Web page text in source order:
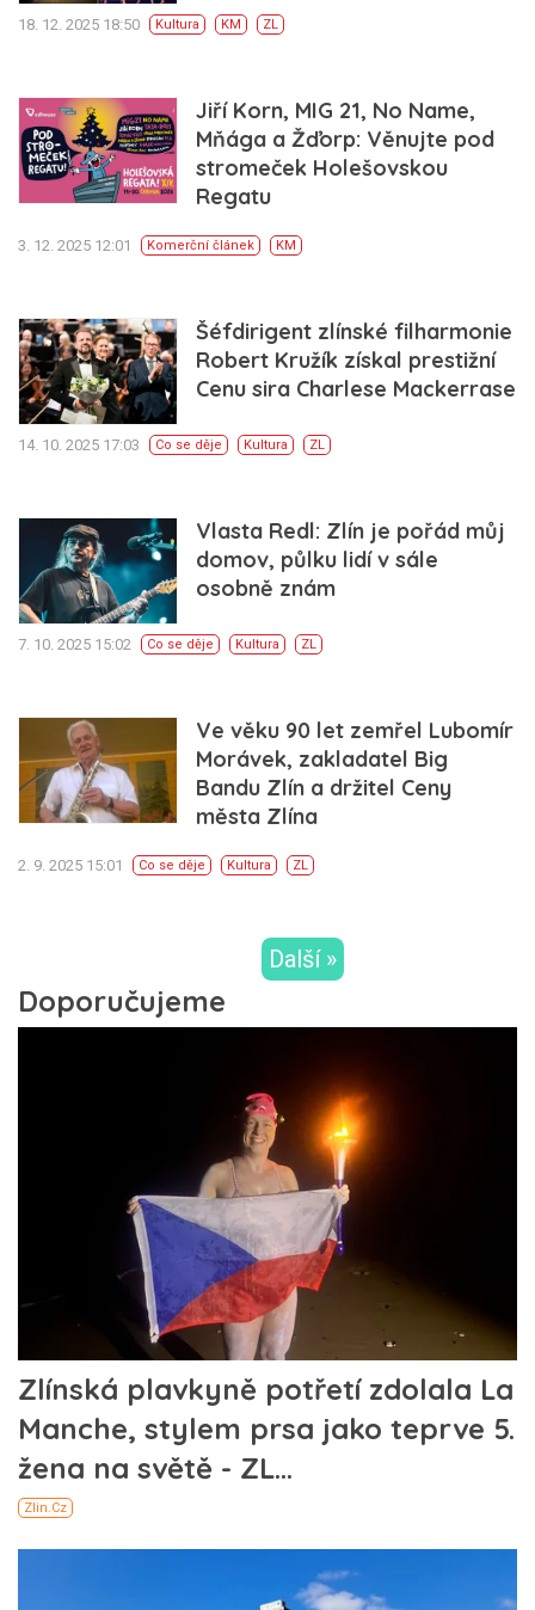
18. 12. 2025 18:50 Kultura KM ZL
Jiří Korn, MIG 21, No Name,
Mňága a Žďorp: Věnujte pod
stromeček Holešovskou
Regatu
3. 12. 2025 12:01 Komerční článek KM
Šéfdirigent zlínské filharmonie
Robert Kružík získal prestižní
Cenu sira Charlese Mackerrase
14. 10. 2025 17:03 Co se děje Kultura ZL
Vlasta Redl: Zlín je pořád můj
domov, půlku lidí v sále
osobně znám
7. 10. 2025 15:02 Co se děje Kultura ZL
Ve věku 90 let zemřel Lubomír
Morávek, zakladatel Big
Bandu Zlín a držitel Ceny
města Zlína
2. 9. 2025 15:01 Co se děje Kultura ZL
Další »